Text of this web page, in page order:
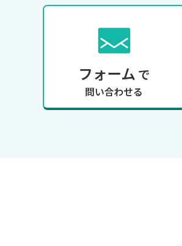
フォーム で
問い合わせる